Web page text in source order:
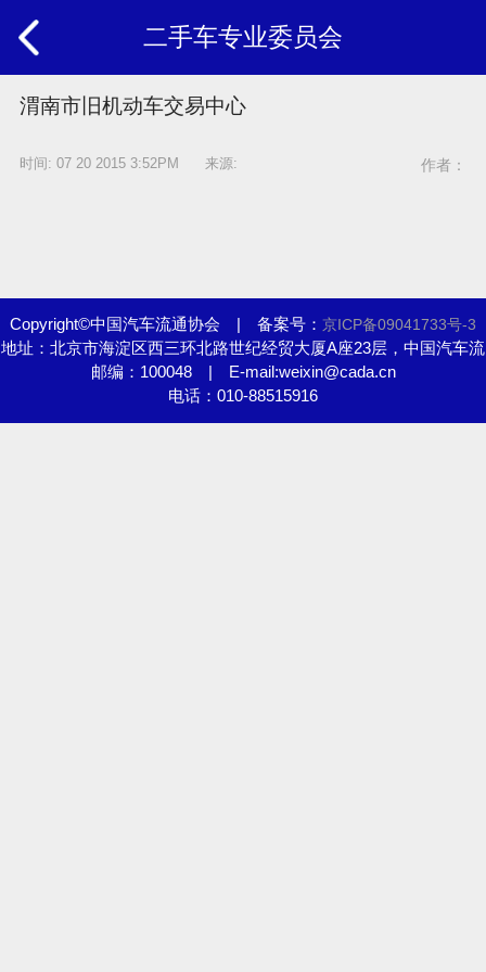
二手车专业委员会
渭南市旧机动车交易中心
时间: 07 20 2015 3:52PM 来源: 作者：
Copyright©中国汽车流通协会 | 备案号： 京ICP备09041733号-3
地址：北京市海淀区西三环北路世纪经贸大厦A座23层，中国汽车流
通协会
邮编：100048 | E-mail:weixin@cada.cn
电话：010-88515916